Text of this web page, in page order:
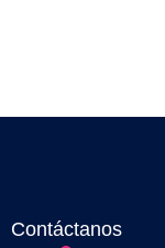
Contáctanos